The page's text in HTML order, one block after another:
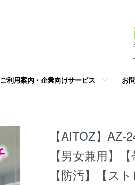
ご利用案内・企業向けサービス お
【AITOZ】AZ-
【男女兼用】
【防汚】【ス